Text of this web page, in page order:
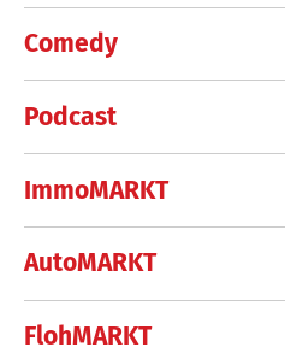
Comedy
Podcast
ImmoMARKT
AutoMARKT
FlohMARKT